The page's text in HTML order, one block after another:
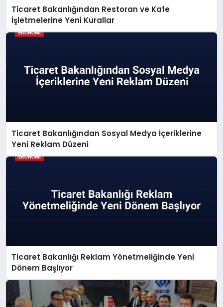
Ticaret Bakanlığından Restoran ve Kafe
İşletmelerine Yeni Kurallar
Ticaret Bakanlığından Sosyal Medya İçeriklerine
Yeni Reklam Düzeni
Ticaret Bakanlığı Reklam Yönetmeliğinde Yeni
Dönem Başlıyor